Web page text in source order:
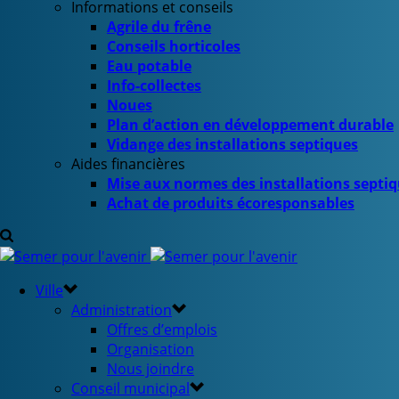
Informations et conseils
Agrile du frêne
Conseils horticoles
Eau potable
Info-collectes
Noues
Plan d’action en développement durable
Vidange des installations septiques
Aides financières
Mise aux normes des installations
Achat de produits écoresponsables
Ville
Administration
Offres d’emplois
Organisation
Nous joindre
Conseil municipal